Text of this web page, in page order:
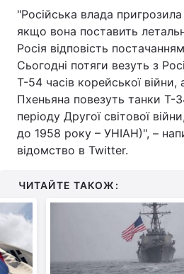
"Російська влада
якщо вона поставить
Росія відповість
Сьогодні потяги везуть з
Т-54 часів корейської війни,
Пхеньяна повезуть танки Т-
періоду Другої світової
до 1958 року – УНІАН)", –
відомство в Twitter.
ЧИТАЙТЕ ТАКОЖ: